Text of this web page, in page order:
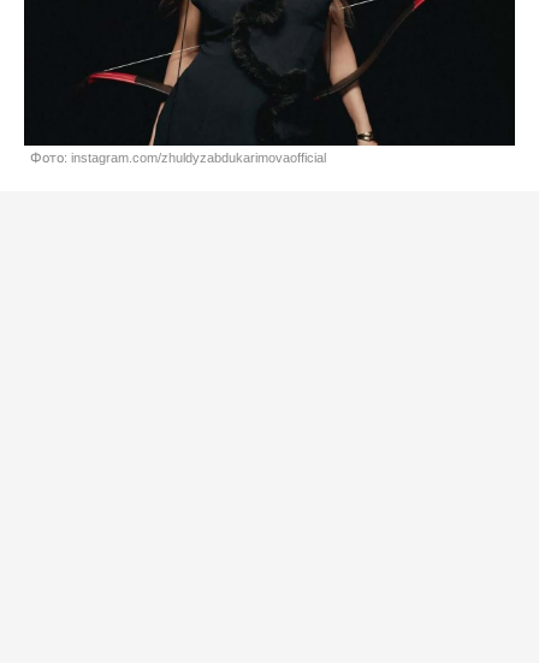
Фото: instagram.com/zhuldyzabdukarimovaofficial